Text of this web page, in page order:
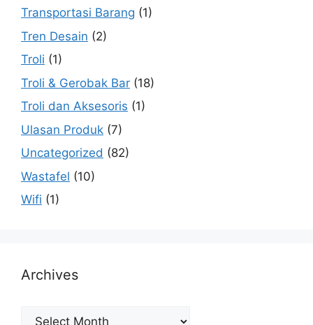
Transportasi Barang (1)
Tren Desain (2)
Troli (1)
Troli & Gerobak Bar (18)
Troli dan Aksesoris (1)
Ulasan Produk (7)
Uncategorized (82)
Wastafel (10)
Wifi (1)
Archives
Archives